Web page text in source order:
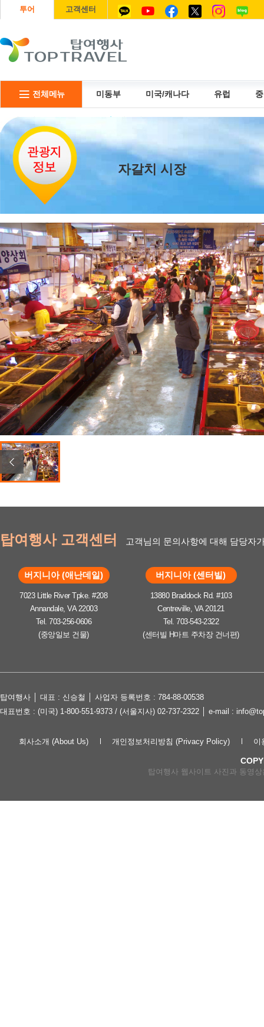
투어 고객센터
전체메뉴 미동부 미국/캐나다 유럽
리무진
자갈치 시장
탑여행사 고객센터 고객님의 문의사항에 대해 담당자
버지니아 (애난데일)
7023 Little River Tpke. #208
Annandale, VA 22003
Tel. 703-256-0606
(중앙일보 건물)
버지니아 (센터빌)
13880 Braddock Rd. #103
Centreville, VA 20121
Tel. 703-543-2322
(센터빌 H마트 주차장 건너편)
탑여행사 │ 대표 : 신승철 │ 사업자 등록번호 : 784-88-00538
대표번호 : (미국) 1-800-551-9373 / (서울지사) 02-737-2322 │ e-mail :
회사소개 (About Us) 개인정보처리방침 (Privacy Policy) 이
탑여행사 웹사이트 사진과 동영